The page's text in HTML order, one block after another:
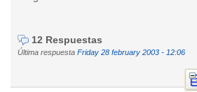
12 Respuestas
Última respuesta Friday 28 february 2003 - 12:06